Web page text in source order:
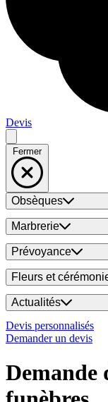
Devis
Fermer
Obsèques
Marbrerie
Prévoyance
Fleurs et
Actualités
Devis personnalisés
Demander un devis
Demande